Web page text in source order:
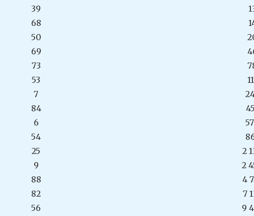
39
68
50
69
73
53
7
84
6
54
25 2
9 2
88 4
82 7
56 9